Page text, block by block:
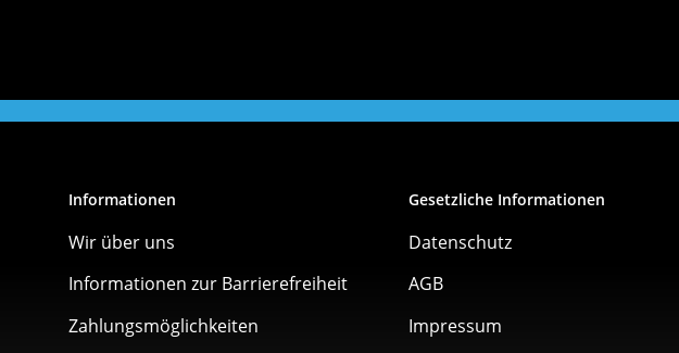
Informationen
Wir über uns
Informationen zur Barrierefreiheit
Zahlungsmöglichkeiten
Gesetzliche Informationen
Datenschutz
AGB
Impressum